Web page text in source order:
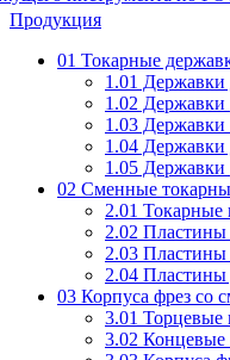
Продукция
01 Токарные
1.01 Державки
1.02 Державки
1.03 Державки
1.04 Державки
1.05 Державки
02 Сменные
2.01 Токарные
2.02 Пластины
2.03 Пластины
2.04
03 Корпуса фрез со
3.01 Торцевые
3.02 Концевые